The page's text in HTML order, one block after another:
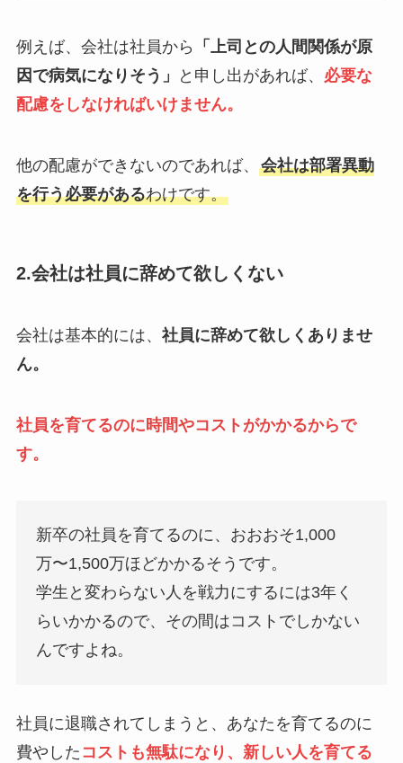
例えば、会社は社員から
「上司との人間関係が原
因で病気になりそう」
と申し出があれば、 必要な
配慮をしなければいけません。
他の配慮ができないのであれば、 会社は部署異動
を行う必要があるわけです。
2.会社は社員に辞めて欲しくない
会社は基本的には、 社員に辞めて欲しくありませ
ん。
社員を育てるのに時間やコストがかかるからで
す。
新卒の社員を育てるのに、おおおそ1,000
万〜1,500万ほどかかるそうです。
学生と変わらない人を戦力にするには3年く
らいかかるので、その間はコストでしかない
んですよね。
社員に退職されてしまうと、あなたを育てるのに
費やした コストも無駄になり、新しい人を育てる